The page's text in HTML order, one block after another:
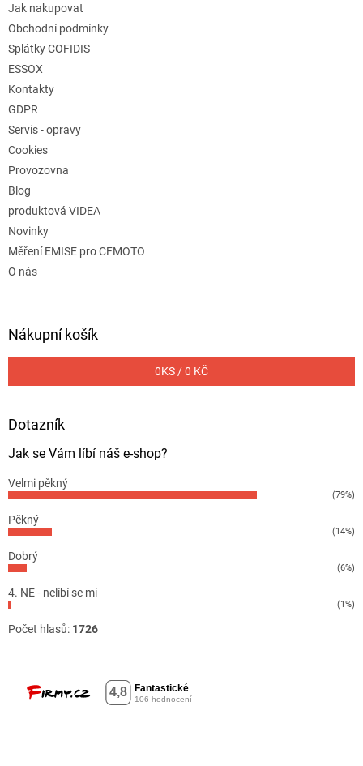
Jak nakupovat
Obchodní podmínky
Splátky COFIDIS
ESSOX
Kontakty
GDPR
Servis - opravy
Cookies
Provozovna
Blog
produktová VIDEA
Novinky
Měření EMISE pro CFMOTO
O nás
Nákupní košík
0KS /0 KČ
Dotazník
Jak se Vám líbí náš e-shop?
Velmi pěkný
(79%)
Pěkný
(14%)
Dobrý
(6%)
4. NE - nelíbí se mi
(1%)
Počet hlasů: 1726